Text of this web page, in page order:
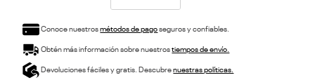
Conoce nuestrosmétodos de pagoseguros y confiables.
Obtén más información sobre nuestrostiempos de envío.
Devoluciones fáciles y gratis. Descubrenuestras políticas.